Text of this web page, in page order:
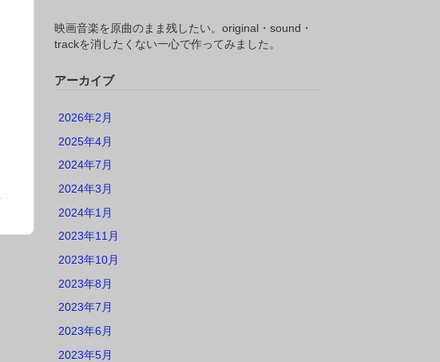
映画音楽を原曲のまま残したい。original・sound・
trackを消したくない一心で作ってみました。
アーカイブ
2026年2月
2025年4月
2024年7月
2024年3月
2024年1月
2023年11月
2023年10月
2023年8月
2023年7月
2023年6月
2023年5月